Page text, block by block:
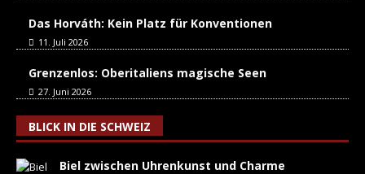
Das Horváth: Kein Platz für Konventionen
11. Juli 2026
Grenzenlos: Oberitaliens magische Seen
27. Juni 2026
BLICK IN DIE SCHWEIZ
Biel zwischen Uhrenkunst und Charme